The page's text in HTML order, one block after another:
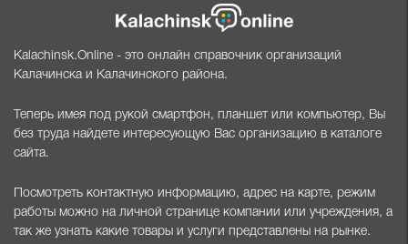
Kalachinsk.Online - это онлайн справочник организаций
Калачинска и Калачинского района.
Теперь имея под рукой смартфон, планшет или компьютер, Вы
без труда найдете интересующую Вас организацию в каталоге
сайта.
Посмотреть контактную информацию, адрес на карте, режим
работы можно на личной странице компании или учреждения, а
так же узнать какие товары и услуги представлены на рынке.